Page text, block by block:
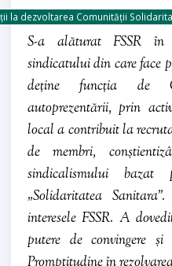
la dezvoltarea Comunității
S-a alăturat FSSR în
sindicatului din care face
deține funcția de
autoprezentării, prin
local a contribuit la
de membri,
sindicalismului
„Solidaritatea
interesele FSSR. A
putere de convingere și